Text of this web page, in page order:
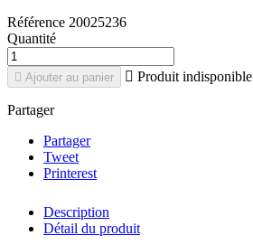
Référence 20025236
Quantité
 Ajouter au panier  Produit indisponible
Partager
Partager
Tweet
Printerest
Description
Détail du produit